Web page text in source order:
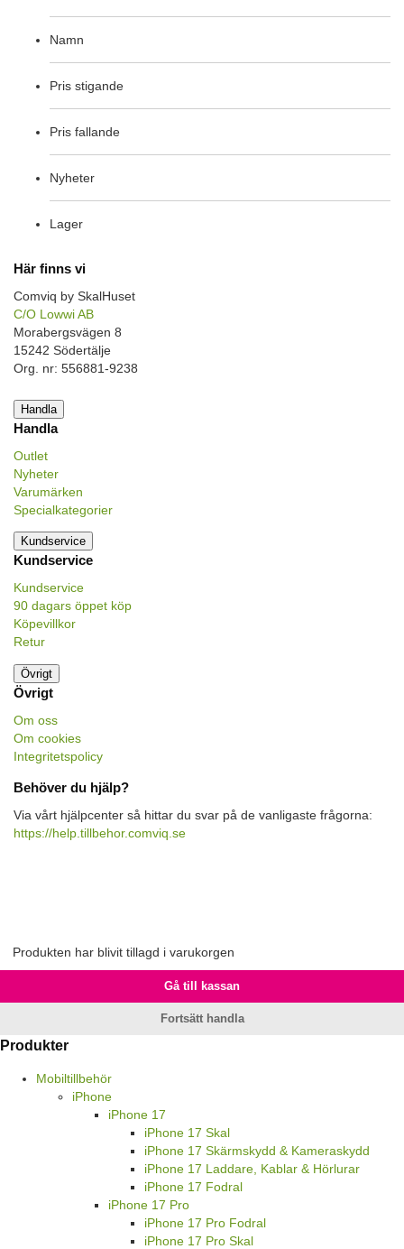
Namn
Pris stigande
Pris fallande
Nyheter
Lager
Här finns vi
Comviq by SkalHuset
C/O Lowwi AB
Morabergsvägen 8
15242 Södertälje
Org. nr: 556881-9238
Handla
Handla
Outlet
Nyheter
Varumärken
Specialkategorier
Kundservice
Kundservice
Kundservice
90 dagars öppet köp
Köpevillkor
Retur
Övrigt
Övrigt
Om oss
Om cookies
Integritetspolicy
Behöver du hjälp?
Via vårt hjälpcenter så hittar du svar på de vanligaste frågorna:
https://help.tillbehor.comviq.se
Produkten har blivit tillagd i varukorgen
Gå till kassan
Fortsätt handla
Produkter
Mobiltillbehör
iPhone
iPhone 17
iPhone 17 Skal
iPhone 17 Skärmskydd & Kameraskydd
iPhone 17 Laddare, Kablar & Hörlurar
iPhone 17 Fodral
iPhone 17 Pro
iPhone 17 Pro Fodral
iPhone 17 Pro Skal